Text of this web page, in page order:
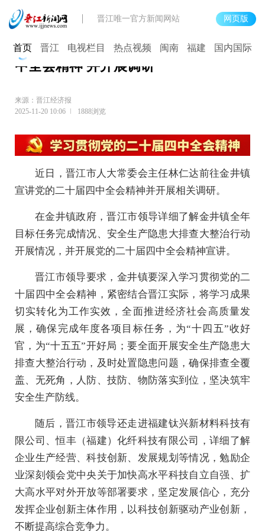
晋江唯一官方新闻网站 网页版
首页 晋江 电视栏目 热点视频 闽南 福建 国内国际
晋江市领导到金井镇宣讲党的二十届四
中全会精神 并开展调研
来源：晋江经济报
2025-11-20 10:06
1888浏览
近日，晋江市人大常委会主任林仁达前往金井镇
宣讲党的二十届四中全会精神并开展相关调研。
在金井镇政府，晋江市领导详细了解金井镇全年
目标任务完成情况、安全生产隐患大排查大整治行动
开展情况，并开展党的二十届四中全会精神宣讲。
晋江市领导要求，金井镇要深入学习贯彻党的二
十届四中全会精神，紧密结合晋江实际，将学习成果
切实转化为工作实效，全面推进经济社会高质量发
展，确保完成年度各项目标任务，为“十四五”收好
官，为“十五五”开好局；要全面开展安全生产隐患大
排查大整治行动，及时处置隐患问题，确保排查全覆
盖、无死角，人防、技防、物防落实到位，坚决筑牢
安全生产防线。
随后，晋江市领导还走进福建钛兴新材料科技有
限公司、恒丰（福建）化纤科技有限公司，详细了解
企业生产经营、科技创新、发展规划等情况，勉励企
业深刻领会党中央关于加快高水平科技自立自强、扩
大高水平对外开放等部署要求，坚定发展信心，充分
发挥企业创新主体作用，以科技创新驱动产业创新，
不断提高综合竞争力。